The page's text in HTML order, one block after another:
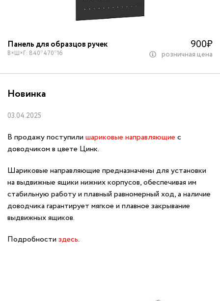
Панель для образцов ручек 900₽
В×Ш×Г: 840*470*16 розничная цена
Новинка
03.04.2025
В продажу поступили шариковые направляющие с
доводчиком в цвете Цинк.
Шариковые направляющие предназначены для установки
на выдвижные ящики нижних корпусов, обеспечивая им
стабильную работу и плавный равномерный ход, а наличие
доводчика гарантирует мягкое и плавное закрывание
выдвижных ящиков.
Подробности здесь.